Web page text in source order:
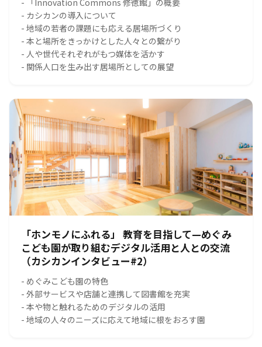
- 「Innovation Commons 修徳館」の概要
- カシカンの導入について
- 地域の若者の課題にも応える居場所づくり
- 本と場所をきっかけとした人々との繋がり
- 人や世代それぞれがもつ媒体を活かす
- 関係人口を生み出す居場所としての展望
「ホンモノにふれる」 教育を目指して—めぐみ
こども園が取り組むデジタル活用と人との交流
（カシカンインタビュー#2）
- めぐみこども園の特色
- 外部サービスや店舗と連携して図書館を充実
- 本や物と触れるためのデジタルの活用
- 地域の人々のニーズに応えて地域に根をおろす園